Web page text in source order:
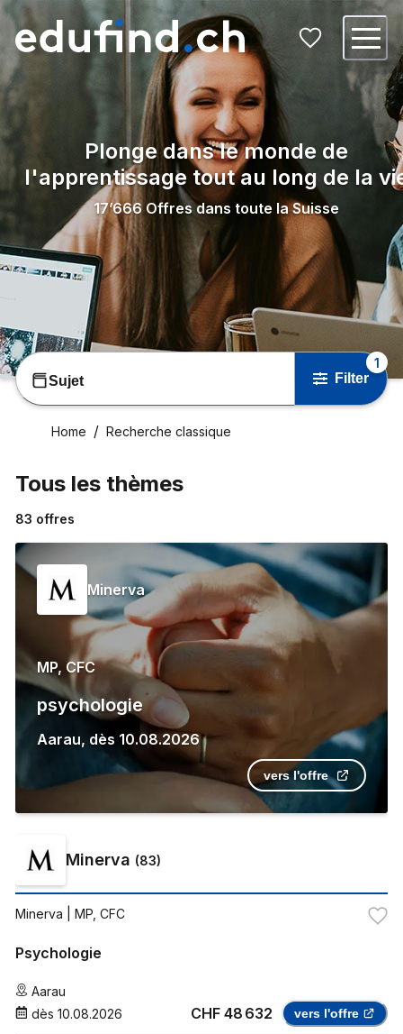
Plonge dans le monde de
l'apprentissage tout au long de la
17’666 Offres dans toute la Suisse
Sujet Filter
1
Home Recherche classique
Tous les thèmes
83 offres
Minerva
MP, CFC
psychologie
Aarau, dès 10.08.2026
vers l'offre
Minerva (83)
Minerva | MP, CFC
Psychologie
Aarau
dès 10.08.2026 CHF 48 632 vers l'offre